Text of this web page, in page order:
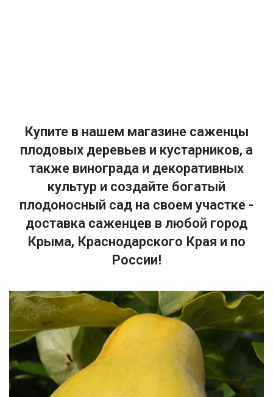
Купите в нашем магазине саженцы
плодовых деревьев и кустарников, а
также винограда и декоративных
культур и создайте богатый
плодоносный сад на своем участке -
доставка саженцев в любой город
Крыма, Краснодарского Края и по
России!